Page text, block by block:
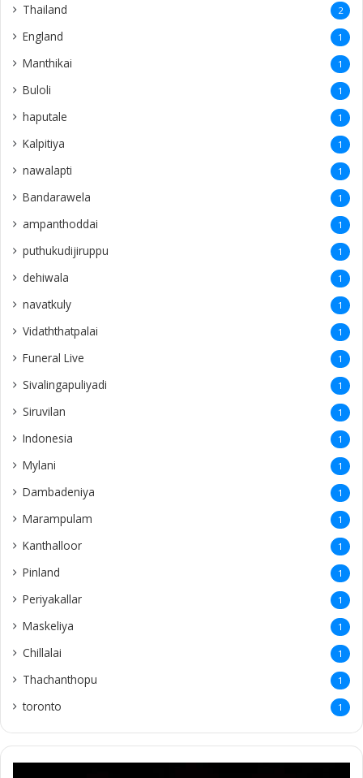
Thailand 2
England 1
Manthikai 1
Buloli 1
haputale 1
Kalpitiya 1
nawalapti 1
Bandarawela 1
ampanthoddai 1
puthukudijiruppu 1
dehiwala 1
navatkuly 1
Vidaththatpalai 1
Funeral Live 1
Sivalingapuliyadi 1
Siruvilan 1
Indonesia 1
Mylani 1
Dambadeniya 1
Marampulam 1
Kanthalloor 1
Pinland 1
Periyakallar 1
Maskeliya 1
Chillalai 1
Thachanthopu 1
toronto 1